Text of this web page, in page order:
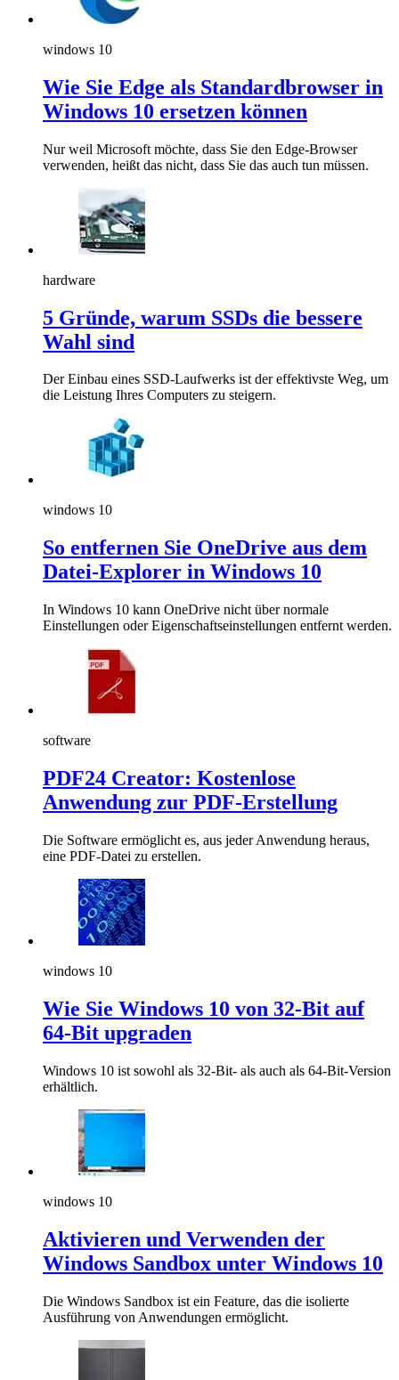
windows 10
Wie Sie Edge als Standardbrowser in
Windows 10 ersetzen können
Nur weil Microsoft möchte, dass Sie den Edge-Browser
verwenden, heißt das nicht, dass Sie das auch tun müssen.
hardware
5 Gründe, warum SSDs die bessere
Wahl sind
Der Einbau eines SSD-Laufwerks ist der effektivste Weg, um
die Leistung Ihres Computers zu steigern.
windows 10
So entfernen Sie OneDrive aus dem
Datei-Explorer in Windows 10
In Windows 10 kann OneDrive nicht über normale
Einstellungen oder Eigenschaftseinstellungen entfernt werden.
software
PDF24 Creator: Kostenlose
Anwendung zur PDF-Erstellung
Die Software ermöglicht es, aus jeder Anwendung heraus,
eine PDF-Datei zu erstellen.
windows 10
Wie Sie Windows 10 von 32-Bit auf
64-Bit upgraden
Windows 10 ist sowohl als 32-Bit- als auch als 64-Bit-Version
erhältlich.
windows 10
Aktivieren und Verwenden der
Windows Sandbox unter Windows 10
Die Windows Sandbox ist ein Feature, das die isolierte
Ausführung von Anwendungen ermöglicht.